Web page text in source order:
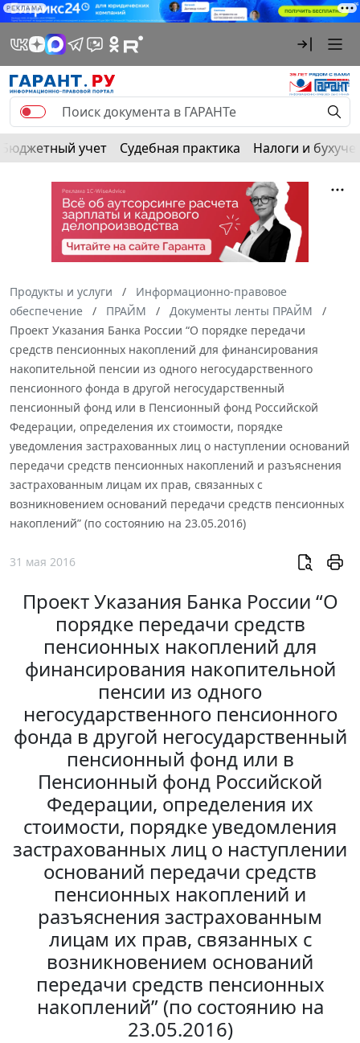
РЕКЛАМА
Бюджетный учет Судебная практика Налоги и
Продукты и услуги
Информационно-правовое
обеспечение
ПРАЙМ
Документы ленты ПРАЙМ
Проект Указания Банка России “О порядке передачи
средств пенсионных накоплений для финансирования
накопительной пенсии из одного негосударственного
пенсионного фонда в другой негосударственный
пенсионный фонд или в Пенсионный фонд Российской
Федерации, определения их стоимости, порядке
уведомления застрахованных лиц о наступлении оснований
передачи средств пенсионных накоплений и разъяснения
застрахованным лицам их прав, связанных с
возникновением оснований передачи средств пенсионных
накоплений” (по состоянию на 23.05.2016)
31 мая 2016
Проект Указания Банка России “О
порядке передачи средств
пенсионных накоплений для
финансирования накопительной
пенсии из одного
негосударственного пенсионного
фонда в другой негосударственный
пенсионный фонд или в
Пенсионный фонд Российской
Федерации, определения их
стоимости, порядке уведомления
застрахованных лиц о наступлении
оснований передачи средств
пенсионных накоплений и
разъяснения застрахованным
лицам их прав, связанных с
возникновением оснований
передачи средств пенсионных
накоплений” (по состоянию на
23.05.2016)